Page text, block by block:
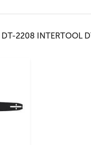
2208 INTERTOOL